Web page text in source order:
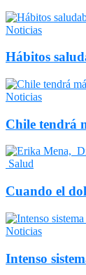
Noticias
Hábitos
Noticias
Chile tendrá
Salud
Cuando el
Noticias
Intenso